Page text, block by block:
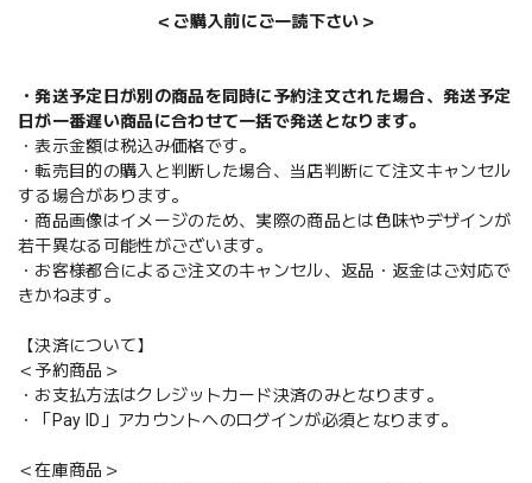
＜ご購入前にご一読下さい＞
・発送予定日が別の商品を同時に予約注文された場合、発送予定
日が一番遅い商品に合わせて一括で発送となります。
・表示金額は税込み価格です。
・転売目的の購入と判断した場合、当店判断にて注文キャンセル
する場合があります。
・商品画像はイメージのため、実際の商品とは色味やデザインが
若干異なる可能性がございます。
・お客様都合によるご注文のキャンセル、返品・返金はご対応で
きかねます。
【決済について】
＜予約商品＞
・お支払方法はクレジットカード決済のみとなります。
・「Pay ID」アカウントへのログインが必須となります。
＜在庫商品＞